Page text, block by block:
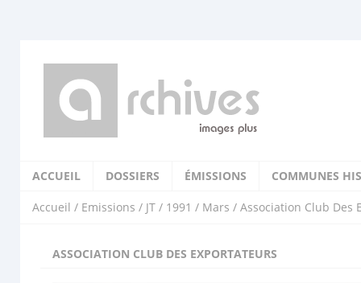
ACCUEIL DOSSIERS ÉMISSIONS COMMUNES
Accueil / Emissions / JT / 1991 / Mars / Association Club Des
ASSOCIATION CLUB DES EXPORTATEURS